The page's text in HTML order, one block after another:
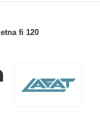
fi 120